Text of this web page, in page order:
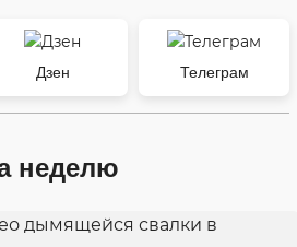
Дзен Телеграм
неделю